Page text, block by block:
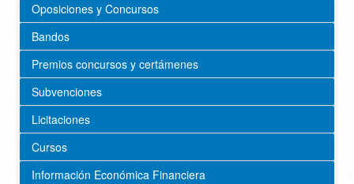
Oposiciones y Concursos
Bandos
Premios concursos y certámenes
Subvenciones
Licitaciones
Cursos
Información Económica Financiera